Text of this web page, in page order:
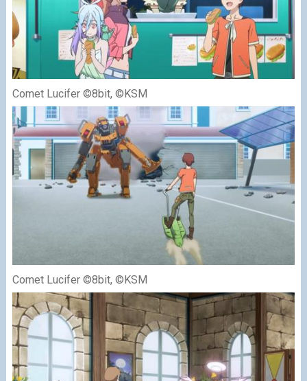
Comet Lucifer ©8bit, ©KSM
Comet Lucifer ©8bit, ©KSM